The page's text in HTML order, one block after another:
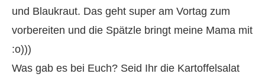
und Blaukraut. Das geht super am Vortag zum
vorbereiten und die Spätzle bringt meine Mama mit
:o)))
Was gab es bei Euch? Seid Ihr die Kartoffelsalat